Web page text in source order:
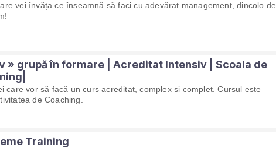
vei învăța ce înseamnă să faci cu adevărat management, dincolo de
» grupă în formare | Acreditat Intensiv | Scoala de
care vor să facă un curs acreditat, complex si complet. Cursul este
de Coaching.
Training